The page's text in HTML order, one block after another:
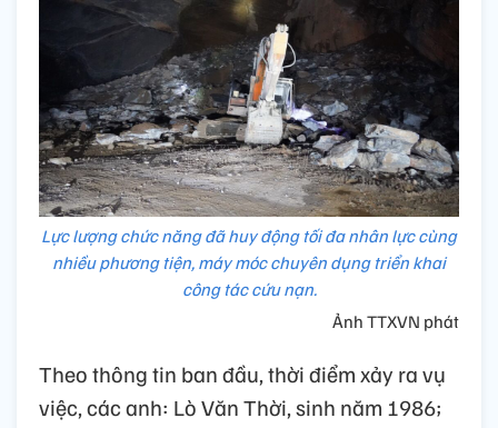
Lực lượng chức năng đã huy động tối đa nhân lực cùng
nhiều phương tiện, máy móc chuyên dụng triển khai
công tác cứu nạn.
Ảnh TTXVN phát
Theo thông tin ban đầu, thời điểm xảy ra vụ
việc, các anh: Lò Văn Thời, sinh năm 1986;